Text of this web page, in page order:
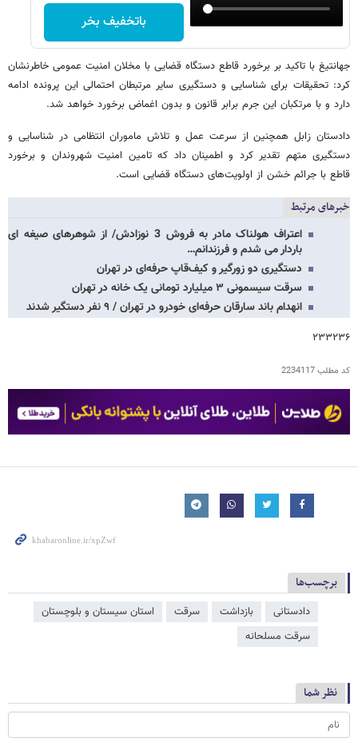
باتخفیف بخر
جهانتیغ با تاکید بر برخورد قاطع دستگاه قضایی با مخلان امنیت عمومی خاطرنشان
کرد: تحقیقات برای شناسایی و دستگیری سایر مرتبطان احتمالی این پرونده ادامه
دارد و با مرتکبان این جرم برابر قانون و بدون اغماض برخورد خواهد شد.
دادستان زابل همچنین از سرعت عمل و تلاش ماموران انتظامی در شناسایی و
دستگیری متهم تقدیر کرد و اطمینان داد که تامین امنیت شهروندان و برخورد
قاطع با جرائم خشن از اولویت‌های دستگاه قضایی است.
خبرهای مرتبط
اعتراف هولناک مادر به فروش 3 نوزادش/ از شوهرهای صیغه ای
باردار می شدم و فرزندانم…
دستگیری دو زورگیر و کیف‌قاپ حرفه‌ای در تهران
سرقت سیسمونی ۳ میلیارد تومانی یک خانه در تهران
انهدام باند سارقان حرفه‌ای خودرو در تهران / ۹ نفر دستگیر شدند
۲۳۳۲۳۶
کد مطلب2234117
برچسب‌ها
دادستانی بازداشت سرقت
استان سیستان و بلوچستان
سرقت مسلحانه
نظر شما